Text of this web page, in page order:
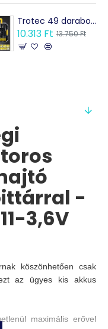
Trotec 49 darabos hatlapú fúró készlet, csavarhúzó bitek és foglalatok
10.313 Ft 13.750 Ft
-
3,6V
köszönhetően csak
az ügyes kis akkus
maximális erővel